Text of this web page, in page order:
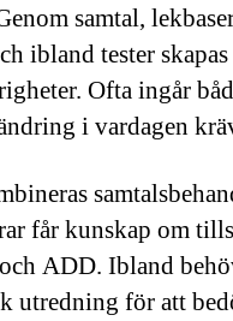
samtal,
ibland tester
Ofta ingår
i vardagen
får kunskap om
ADD. Ibland
utredning för att